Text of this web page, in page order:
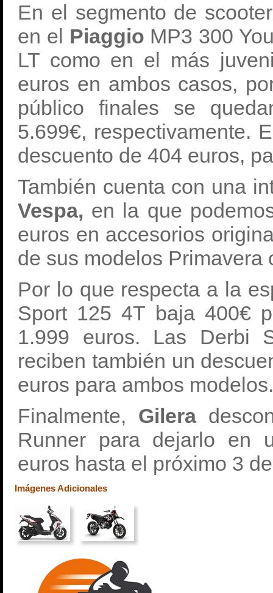
En el segmento de
en el Piaggio MP3 300
LT como en el más
euros en ambos casos,
público finales se
5.699€, respectivamente.
descuento de 404 euros,
También cuenta con una
Vespa, en la que
euros en accesorios
de sus modelos Primavera
Por lo que respecta a la
Sport 125 4T baja 400€
1.999 euros. Las Derbi
reciben también un
euros para ambos modelos.
Finalmente, Gilera
Runner para dejarlo en
euros hasta el próximo 3
Imágenes Adicionales